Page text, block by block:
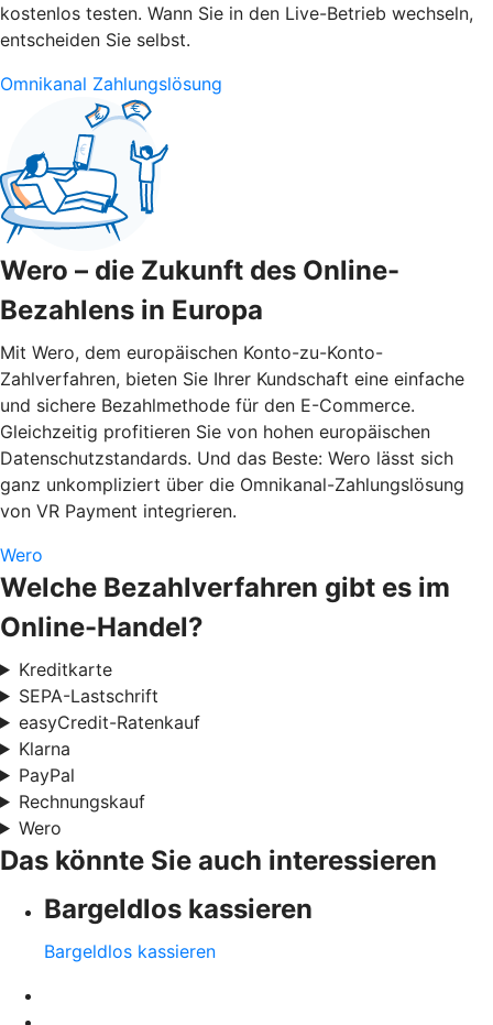
kostenlos testen. Wann Sie in den Live-Betrieb wechseln,
entscheiden Sie selbst.
Omnikanal Zahlungslösung
Wero – die Zukunft des Online-
Bezahlens in Europa
Mit Wero, dem europäischen Konto-zu-Konto-
Zahlverfahren, bieten Sie Ihrer Kundschaft eine einfache
und sichere Bezahlmethode für den E-Commerce.
Gleichzeitig profitieren Sie von hohen europäischen
Datenschutzstandards. Und das Beste: Wero lässt sich
ganz unkompliziert über die Omnikanal-Zahlungslösung
von VR Payment integrieren.
Wero
Welche Bezahlverfahren gibt es im
Online-Handel?
Kreditkarte
SEPA-Lastschrift
easyCredit-Ratenkauf
Klarna
PayPal
Rechnungskauf
Wero
Das könnte Sie auch interessieren
Bargeldlos kassieren
Bargeldlos kassieren